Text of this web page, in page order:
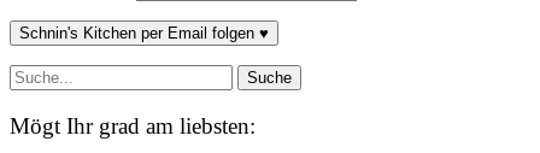
Schnin's Kitchen per Email folgen ♥
Mögt Ihr grad am liebsten: